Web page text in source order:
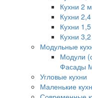
Кухни 2
Кухни
Кухни
Кухни
Модульные
Модули
Фасады
Угловые кухни
Маленькие